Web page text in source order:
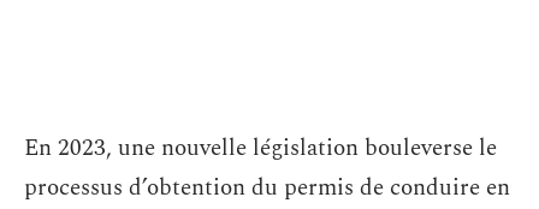
En 2023, une nouvelle législation bouleverse le
processus d’obtention du permis de conduire en